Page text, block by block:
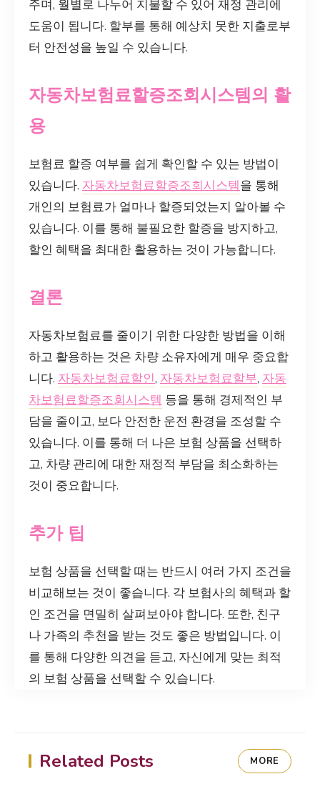
주며, 월별로 나누어 지불할 수 있어 재정 관리에
도움이 됩니다. 할부를 통해 예상치 못한 지출로부
터 안전성을 높일 수 있습니다.
자동차보험료할증조회시스템의 활
용
보험료 할증 여부를 쉽게 확인할 수 있는 방법이
있습니다. 자동차보험료할증조회시스템을 통해
개인의 보험료가 얼마나 할증되었는지 알아볼 수
있습니다. 이를 통해 불필요한 할증을 방지하고,
할인 혜택을 최대한 활용하는 것이 가능합니다.
결론
자동차보험료를 줄이기 위한 다양한 방법을 이해
하고 활용하는 것은 차량 소유자에게 매우 중요합
니다. 자동차보험료할인, 자동차보험료할부, 자동
차보험료할증조회시스템 등을 통해 경제적인 부
담을 줄이고, 보다 안전한 운전 환경을 조성할 수
있습니다. 이를 통해 더 나은 보험 상품을 선택하
고, 차량 관리에 대한 재정적 부담을 최소화하는
것이 중요합니다.
추가 팁
보험 상품을 선택할 때는 반드시 여러 가지 조건을
비교해보는 것이 좋습니다. 각 보험사의 혜택과 할
인 조건을 면밀히 살펴보아야 합니다. 또한, 친구
나 가족의 추천을 받는 것도 좋은 방법입니다. 이
를 통해 다양한 의견을 듣고, 자신에게 맞는 최적
의 보험 상품을 선택할 수 있습니다.
Related Posts MORE